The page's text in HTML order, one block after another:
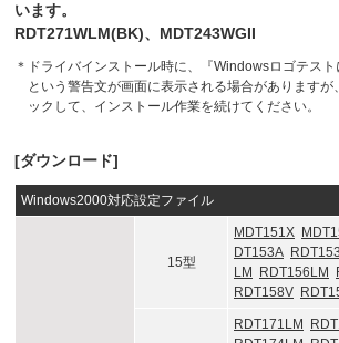
います。
RDT271WLM(BK)、MDT243WGII
＊ ドライバインストール時に、『Windowsロゴテスト
という警告文が画面に表示される場合がありますが
ックして、インストール作業を続けてください。
[ダウンロード]
Windows2000対応設定ファイル
15型
MDT151X
DT153A
LM
RDT156LM
RDT158V
RDT171LM